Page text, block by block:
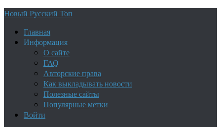
Новый Русский Топ
Главная
Информация
О сайте
FAQ
Авторские права
Как выкладывать новости
Полезные сайты
Популярные метки
Войти